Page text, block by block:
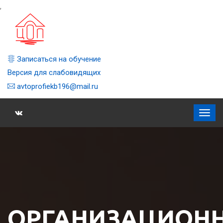
,
Записаться на обучение
Версия для слабовидящих
avtoprofiekb196@mail.ru